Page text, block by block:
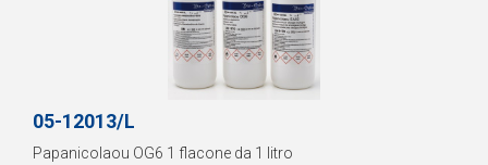
05-12013/L
Papanicolaou OG6 1 flacone da 1 litro